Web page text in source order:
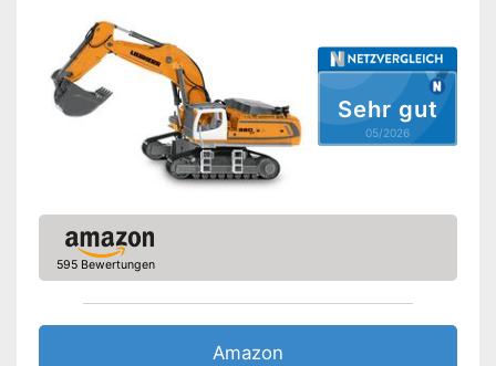
Sound
Vorteile
Sound für mehr Spielspaß
Kann outdoor genutzt werden
Mit integrierter Beleuchtung
Batterien müssen separat
Amazon Lieferzeit
Sehr gut
05/2026
595 Bewertungen
Amazon